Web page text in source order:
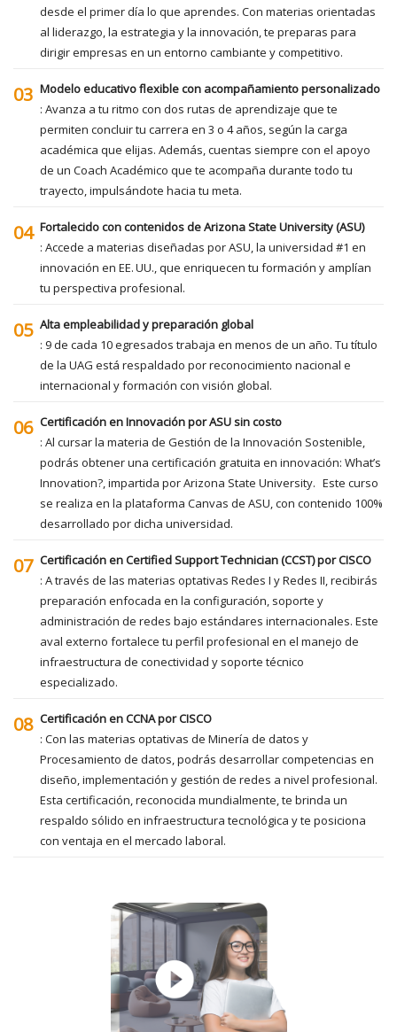
desde el primer día lo que aprendes. Con materias orientadas
al liderazgo, la estrategia y la innovación, te preparas para
dirigir empresas en un entorno cambiante y competitivo.
03 Modelo educativo flexible con acompañamiento personalizado
: Avanza a tu ritmo con dos rutas de aprendizaje que te
permiten concluir tu carrera en 3 o 4 años, según la carga
académica que elijas. Además, cuentas siempre con el apoyo
de un Coach Académico que te acompaña durante todo tu
trayecto, impulsándote hacia tu meta.
04 Fortalecido con contenidos de Arizona State University (ASU)
: Accede a materias diseñadas por ASU, la universidad #1 en
innovación en EE. UU., que enriquecen tu formación y amplían
tu perspectiva profesional.
05 Alta empleabilidad y preparación global
: 9 de cada 10 egresados trabaja en menos de un año. Tu título
de la UAG está respaldado por reconocimiento nacional e
internacional y formación con visión global.
06 Certificación en Innovación por ASU sin costo
: Al cursar la materia de Gestión de la Innovación Sostenible,
podrás obtener una certificación gratuita en innovación: What’s
Innovation?, impartida por Arizona State University. Este curso
se realiza en la plataforma Canvas de ASU, con contenido 100%
desarrollado por dicha universidad.
07 Certificación en Certified Support Technician (CCST) por CISCO
: A través de las materias optativas Redes I y Redes II, recibirás
preparación enfocada en la configuración, soporte y
administración de redes bajo estándares internacionales. Este
aval externo fortalece tu perfil profesional en el manejo de
infraestructura de conectividad y soporte técnico
especializado.
08 Certificación en CCNA por CISCO
: Con las materias optativas de Minería de datos y
Procesamiento de datos, podrás desarrollar competencias en
diseño, implementación y gestión de redes a nivel profesional.
Esta certificación, reconocida mundialmente, te brinda un
respaldo sólido en infraestructura tecnológica y te posiciona
con ventaja en el mercado laboral.